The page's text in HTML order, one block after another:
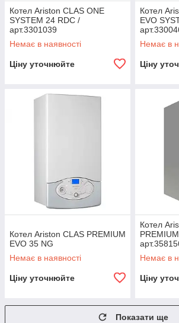
Котел Ariston CLAS ONE
SYSTEM 24 RDC /
арт.3301039
Немає в наявності
Ціну уточнюйте
Котел
EVO
Немає в
Ціну
Котел Ariston CLAS PREMIUM
EVO 35 NG
Немає в наявності
Ціну уточнюйте
Котел
Немає в
Ціну
Показати ще